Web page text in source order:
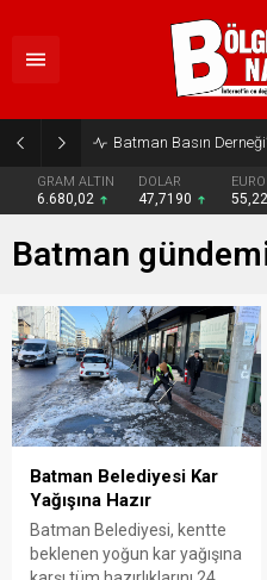
GRAM ALTIN
6.680,02
DOLAR
47,7190
EURO
Batman
Batman Belediyesi Kar
Yağışına Hazır
Batman Belediyesi, kentte
beklenen yoğun kar yağışına